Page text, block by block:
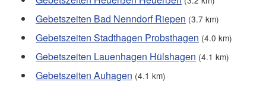
Gebetszeiten Bad Nenndorf Riepen (3.7 km)
Gebetszeiten Stadthagen Probsthagen (4.0 km)
Gebetszeiten Lauenhagen Hülshagen (4.1 km)
Gebetszeiten Auhagen (4.1 km)